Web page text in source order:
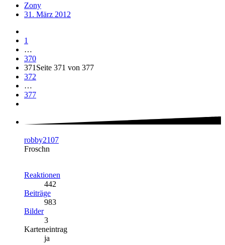
Zony
31. März 2012
1
…
370
371 Seite 371 von 377
372
…
377
robby2107
Froschn
Reaktionen
442
Beiträge
983
Bilder
3
Karteneintrag
ja